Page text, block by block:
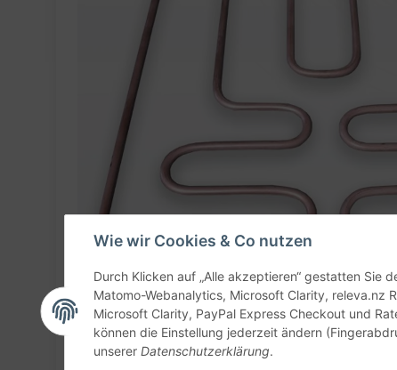
Wie wir Cookies & Co nutzen
Durch Klicken auf „Alle akzeptieren“ gestatten Sie
Matomo-Webanalytics, Microsoft Clarity, releva.nz
Microsoft Clarity, PayPal Express Checkout und
können die Einstellung jederzeit ändern
unserer Datenschutzerklärung.